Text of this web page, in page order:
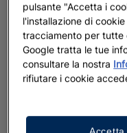
pulsante "Accetta i
l'installazione di
tracciamento per tutte
Google tratta le tue
consultare la nostra
rifiutare i cookie